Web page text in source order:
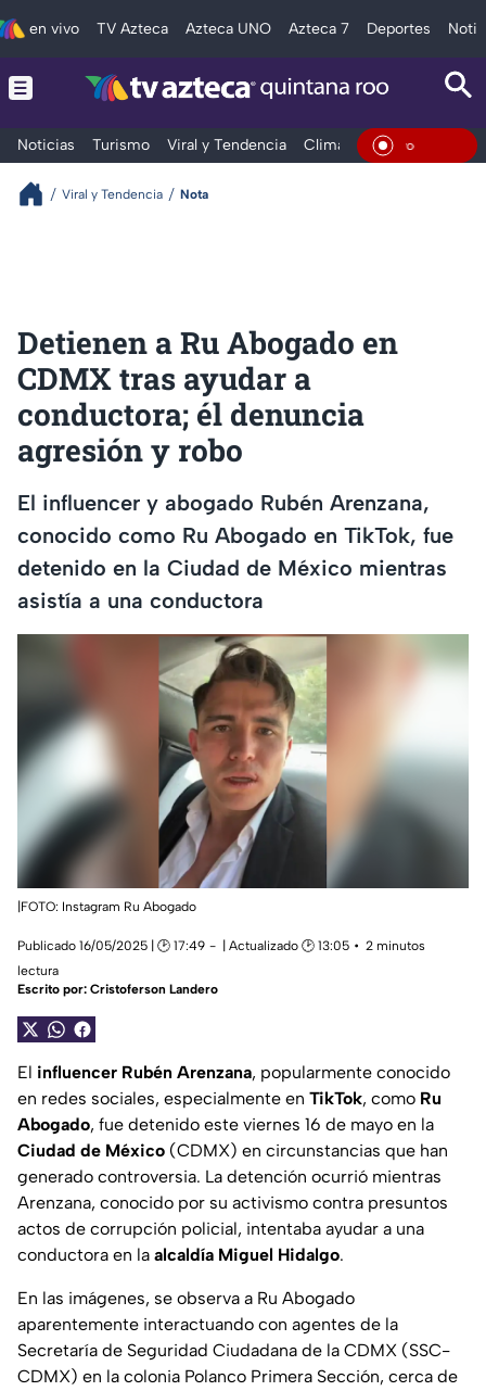
en vivo TV Azteca Azteca UNO Azteca 7 Deportes
Noticias Turismo Viral y Tendencia Clima Tráfico En Vivo
Viral y Tendencia Nota
Detienen a Ru Abogado en
CDMX tras ayudar a
conductora; él denuncia
agresión y robo
El influencer y abogado Rubén Arenzana,
conocido como Ru Abogado en TikTok, fue
detenido en la Ciudad de México mientras
asistía a una conductora
|FOTO: Instagram Ru Abogado
Publicado 16/05/2025 | 🕑 17:49 | Actualizado 🕑 13:05
2 minutos
lectura
Escrito por: Cristoferson Landero
El influencer Rubén Arenzana, popularmente conocido
en redes sociales, especialmente en TikTok, como Ru
Abogado, fue detenido este viernes 16 de mayo en la
Ciudad de México (CDMX) en circunstancias que han
generado controversia. La detención ocurrió mientras
Arenzana, conocido por su activismo contra presuntos
actos de corrupción policial, intentaba ayudar a una
conductora en la alcaldía Miguel Hidalgo.
En las imágenes, se observa a Ru Abogado
aparentemente interactuando con agentes de la
Secretaría de Seguridad Ciudadana de la CDMX (SSC-
CDMX) en la colonia Polanco Primera Sección, cerca de